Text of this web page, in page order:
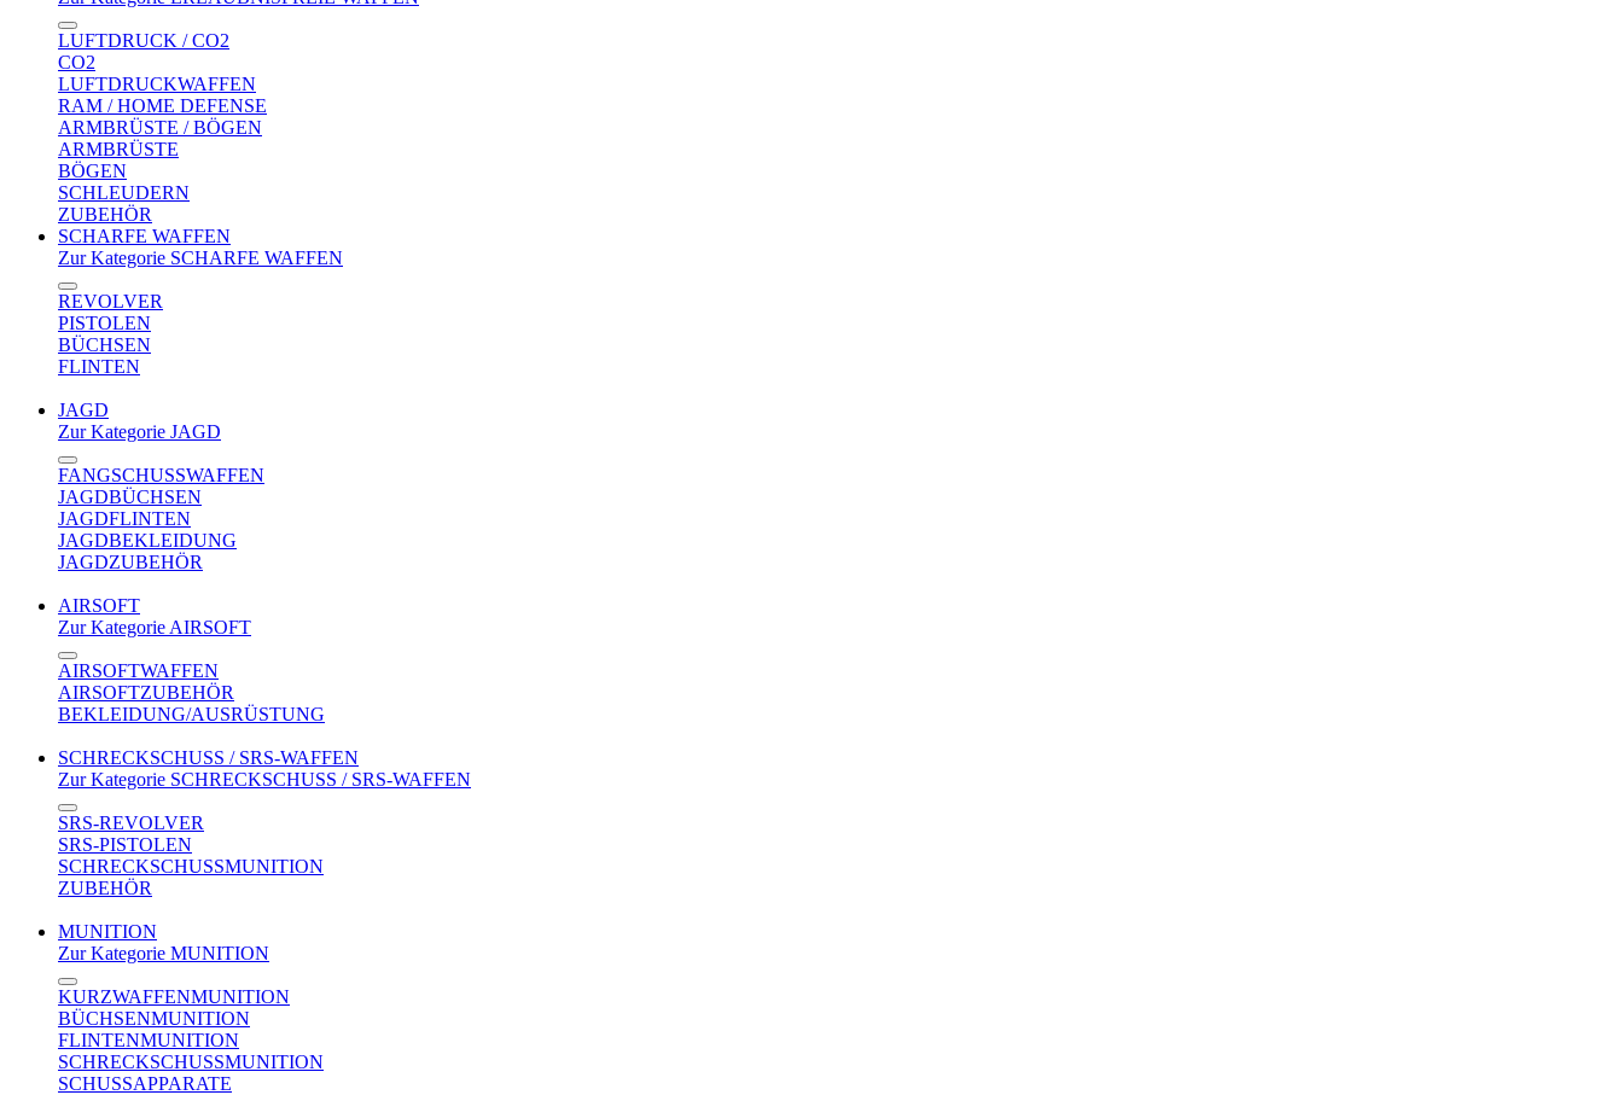
LUFTDRUCK / CO2
CO2
LUFTDRUCKWAFFEN
RAM / HOME DEFENSE
ARMBRÜSTE / BÖGEN
ARMBRÜSTE
BÖGEN
SCHLEUDERN
ZUBEHÖR
SCHARFE WAFFEN
Zur Kategorie SCHARFE WAFFEN
REVOLVER
PISTOLEN
BÜCHSEN
FLINTEN
JAGD
Zur Kategorie JAGD
FANGSCHUSSWAFFEN
JAGDBÜCHSEN
JAGDFLINTEN
JAGDBEKLEIDUNG
JAGDZUBEHÖR
AIRSOFT
Zur Kategorie AIRSOFT
AIRSOFTWAFFEN
AIRSOFTZUBEHÖR
BEKLEIDUNG/AUSRÜSTUNG
SCHRECKSCHUSS / SRS-WAFFEN
Zur Kategorie SCHRECKSCHUSS / SRS-WAFFEN
SRS-REVOLVER
SRS-PISTOLEN
SCHRECKSCHUSSMUNITION
ZUBEHÖR
MUNITION
Zur Kategorie MUNITION
KURZWAFFENMUNITION
BÜCHSENMUNITION
FLINTENMUNITION
SCHRECKSCHUSSMUNITION
SCHUSSAPPARATE